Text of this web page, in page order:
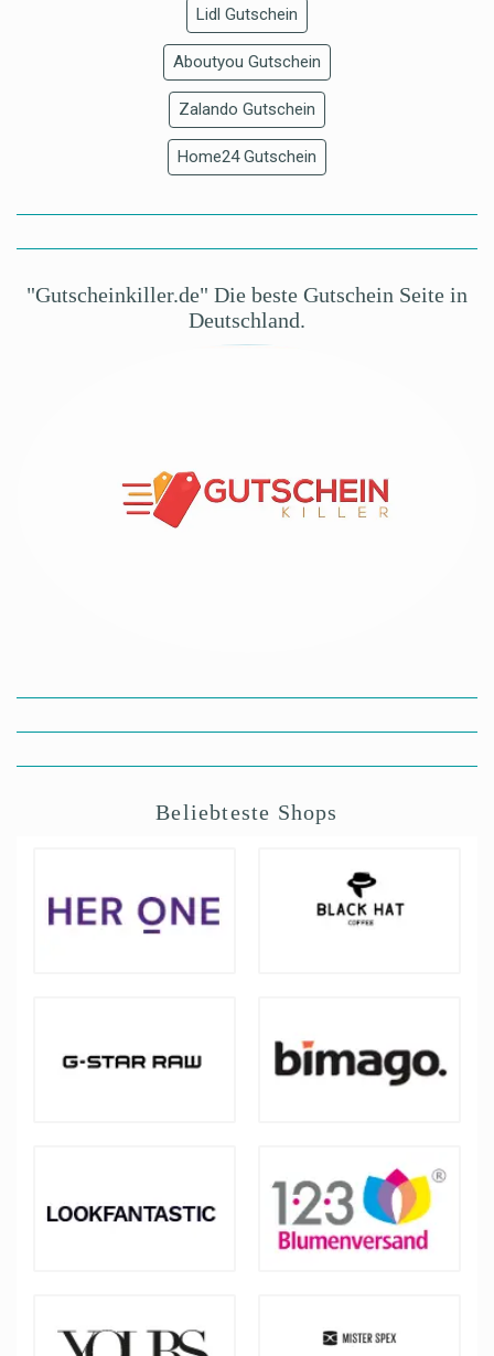
Lidl Gutschein
Aboutyou Gutschein
Zalando Gutschein
Home24 Gutschein
"Gutscheinkiller.de" Die beste Gutschein Seite in
Deutschland.
Beliebteste Shops